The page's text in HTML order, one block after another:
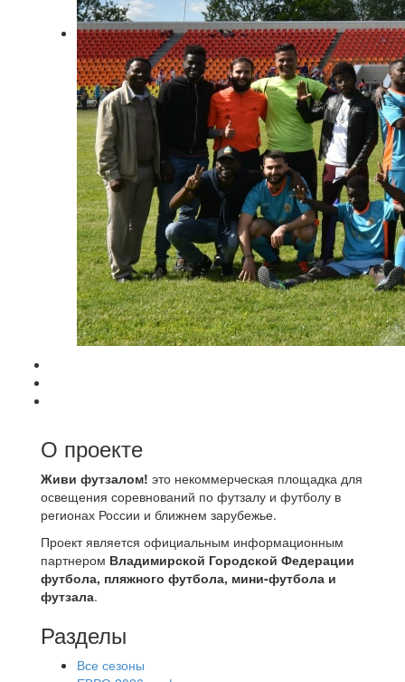
О проекте
Живи футзалом! это некоммерческая площадка для
освещения соревнований по футзалу и футболу в
регионах России и ближнем зарубежье.
Проект является официальным информационным
партнером Владимирской Городской Федерации
футбола, пляжного футбола, мини-футбола и
футзала.
Разделы
Все сезоны